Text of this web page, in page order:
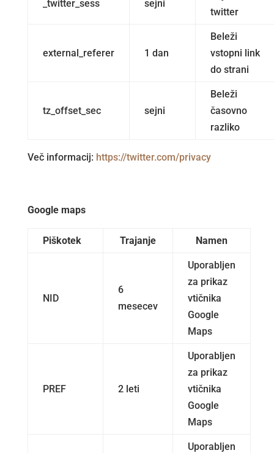
_twitter_sess sejni
twitter
external_referer 1 dan
Beleži
vstopni link
do strani
tz_offset_sec sejni
Beleži
časovno
razliko
Več informacij: https://twitter.com/privacy
Google maps
Piškotek Trajanje Namen
NID
6
mesecev
Uporabljen
za prikaz
vtičnika
Google
Maps
PREF 2 leti
Uporabljen
za prikaz
vtičnika
Google
Maps
Uporabljen